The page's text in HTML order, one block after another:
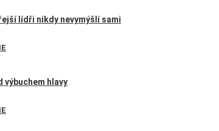
lídři nikdy nevymýšlí sami
výbuchem hlavy